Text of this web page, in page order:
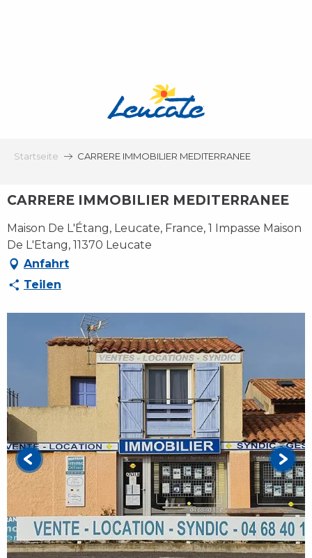
Startseite CARRERE IMMOBILIER MEDITERRANEE
CARRERE IMMOBILIER MEDITERRANEE
Maison De L'Étang, Leucate, France, 1 Impasse Maison
De L'Etang, 11370 Leucate
Anfahrt
Teilen